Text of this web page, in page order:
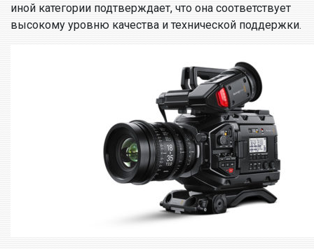
иной категории подтверждает, что она соответствует
высокому уровню качества и технической поддержки.